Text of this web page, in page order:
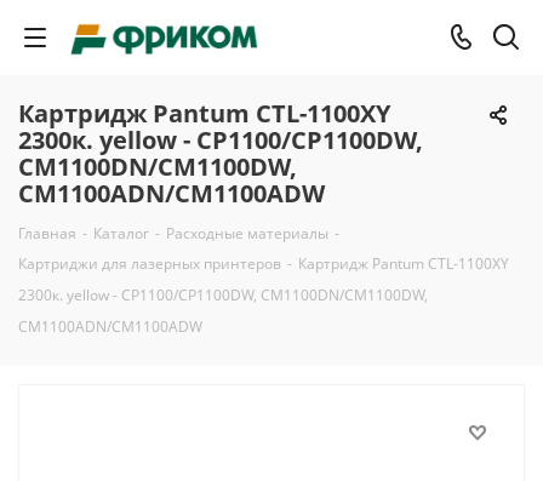
Картридж Pantum CTL-1100XY
2300к. yellow - CP1100/CP1100DW,
CM1100DN/CM1100DW,
CM1100ADN/CM1100ADW
Главная - Каталог - Расходные материалы -
Картриджи для лазерных принтеров - Картридж Pantum CTL-1100XY
2300к. yellow - CP1100/CP1100DW, CM1100DN/CM1100DW,
CM1100ADN/CM1100ADW